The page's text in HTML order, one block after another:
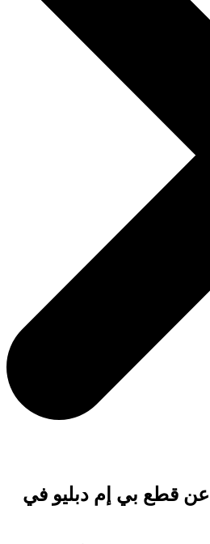
قطع بي إم دبليو في